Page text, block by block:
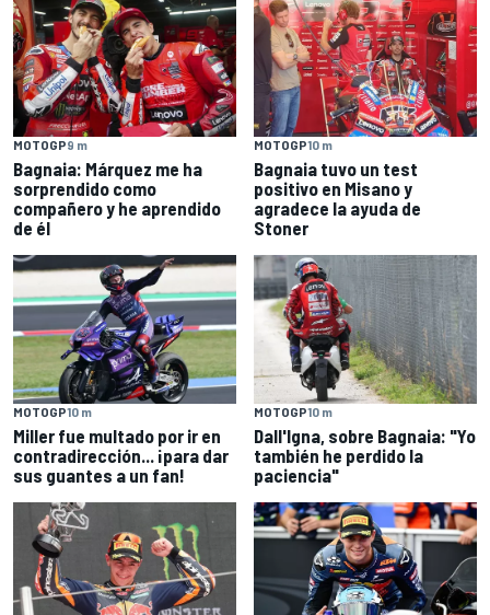
MOTOGP9 m
Bagnaia: Márquez me ha
sorprendido como
compañero y he aprendido
de él
MOTOGP10 m
Bagnaia tuvo un test
positivo en Misano y
agradece la ayuda de
Stoner
MOTOGP10 m
Miller fue multado por ir en
contradirección... ¡para dar
sus guantes a un fan!
MOTOGP10 m
Dall'Igna, sobre Bagnaia: "Yo
también he perdido la
paciencia"